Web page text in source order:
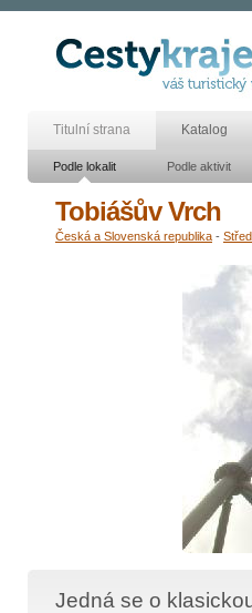
Titulní strana Katalog
Podle lokalit Podle aktivit
Tobiášův Vrch
Česká a Slovenská republika -
Jedná se o